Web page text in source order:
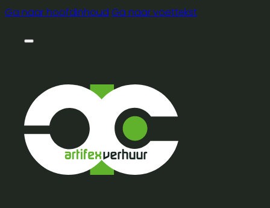
Ga naar hoofdinhoud Ga naar voettekst